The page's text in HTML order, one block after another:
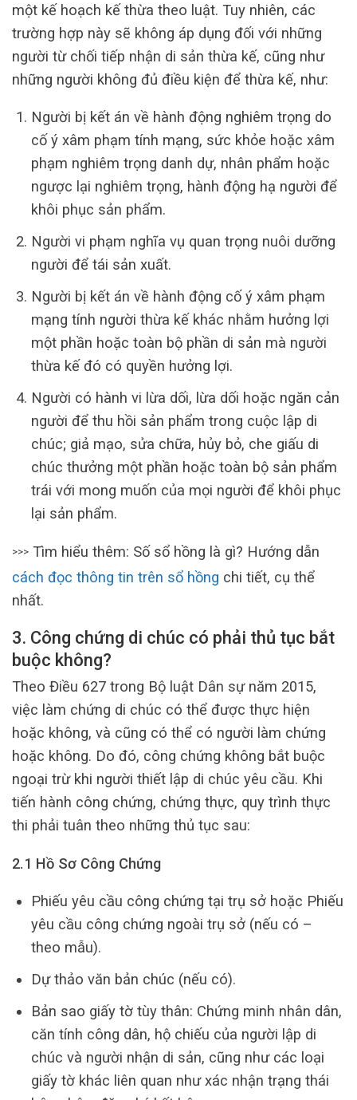
một kế hoạch kế thừa theo luật. Tuy nhiên, các
trường hợp này sẽ không áp dụng đối với những
người từ chối tiếp nhận di sản thừa kế, cũng như
những người không đủ điều kiện để thừa kế, như:
Người bị kết án về hành động nghiêm trọng do
cố ý xâm phạm tính mạng, sức khỏe hoặc xâm
phạm nghiêm trọng danh dự, nhân phẩm hoặc
ngược lại nghiêm trọng, hành động hạ người để
khôi phục sản phẩm.
Người vi phạm nghĩa vụ quan trọng nuôi dưỡng
người để tái sản xuất.
Người bị kết án về hành động cố ý xâm phạm
mạng tính người thừa kế khác nhằm hưởng lợi
một phần hoặc toàn bộ phần di sản mà người
thừa kế đó có quyền hưởng lợi.
Người có hành vi lừa dối, lừa dối hoặc ngăn cản
người để thu hồi sản phẩm trong cuộc lập di
chúc; giả mạo, sửa chữa, hủy bỏ, che giấu di
chúc thưởng một phần hoặc toàn bộ sản phẩm
trái với mong muốn của mọi người để khôi phục
lại sản phẩm.
>>> Tìm hiểu thêm: Số sổ hồng là gì? Hướng dẫn
cách đọc thông tin trên sổ hồng chi tiết, cụ thể
nhất.
3. Công chứng di chúc có phải thủ tục bắt
buộc không?
Theo Điều 627 trong Bộ luật Dân sự năm 2015,
việc làm chứng di chúc có thể được thực hiện
hoặc không, và cũng có thể có người làm chứng
hoặc không. Do đó, công chứng không bắt buộc
ngoại trừ khi người thiết lập di chúc yêu cầu. Khi
tiến hành công chứng, chứng thực, quy trình thực
thi phải tuân theo những thủ tục sau:
2.1 Hồ Sơ Công Chứng
Phiếu yêu cầu công chứng tại trụ sở hoặc Phiếu
yêu cầu công chứng ngoài trụ sở (nếu có –
theo mẫu).
Dự thảo văn bản chúc (nếu có).
Bản sao giấy tờ tùy thân: Chứng minh nhân dân,
căn tính công dân, hộ chiếu của người lập di
chúc và người nhận di sản, cũng như các loại
giấy tờ khác liên quan như xác nhận trạng thái